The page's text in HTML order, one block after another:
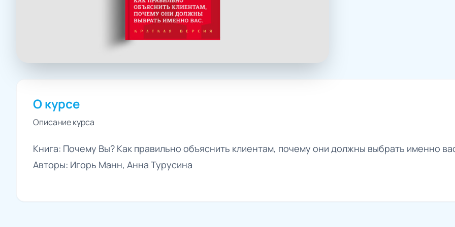
О курсе
Описание курса
Книга: Почему Вы? Как правильно объяснить клиентам, почему они должны выбрать именно
Авторы: Игорь Манн, Анна Турусина